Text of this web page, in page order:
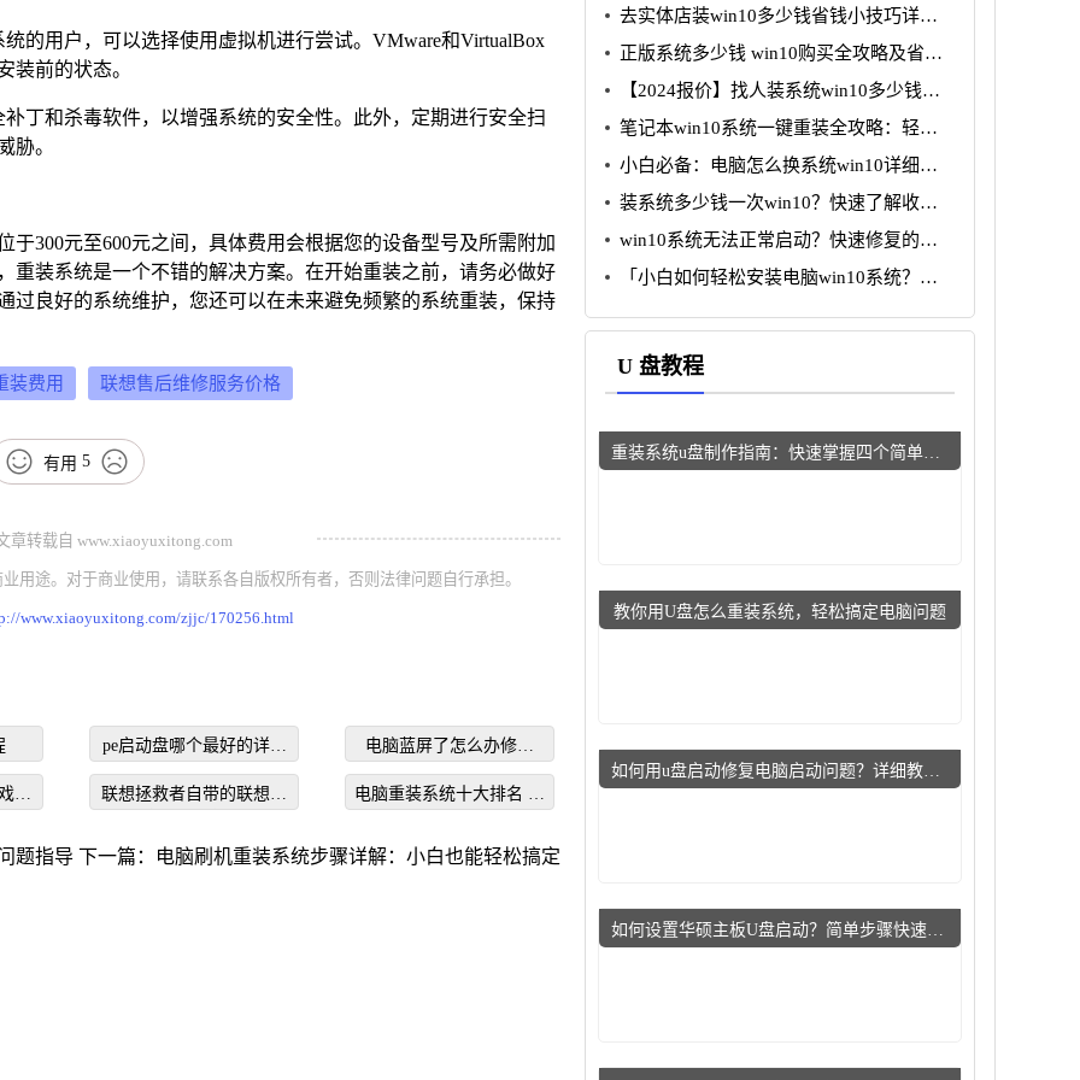
的用户，可以选择使用虚拟机进行尝试。VMware和VirtualBox
装前的状态。
丁和杀毒软件，以增强系统的安全性。此外，定期进行安全扫
胁。
于300元至600元之间，具体费用会根据您的设备型号及所需附加
重装系统是一个不错的解决方案。在开始重装之前，请务必做好
过良好的系统维护，您还可以在未来避免频繁的系统重装，保持
装费用 联想售后维修服务价格
有用 5
章转载自 www.xiaoyuxitong.com
用途。对于商业使用，请联系各自版权所有者，否则法律问题自行承担。
www.xiaoyuxitong.com/zjjc/170256.html
pe启动盘哪个最好的详细
电脑蓝屏了怎么办修复
特
联想拯救者自带的联想管
电脑重装系统十大排名 系
题指导 下一篇： 电脑刷机重装系统步骤详解：小白也能轻松搞定
去实体店装win10多少钱省钱小技巧详细
分析
技巧分析
省钱攻略一览
笔记本win10系统一键重装全攻略：轻松
搞定小白无忧
小白必备：电脑怎么换系统win10详细图
文教程
装系统多少钱一次win10？快速了解收费
标准与注意事项
win10系统无法正常启动？快速修复的五
个简单步骤
U 盘教程
重装系统u盘制作指南：快速掌握四个简单步骤
教你用U盘怎么重装系统，轻松搞定电脑问题
如何用u盘启动修复电脑启动问题？详细教程指导小白用户
如何设置华硕主板U盘启动？简单步骤快速上手